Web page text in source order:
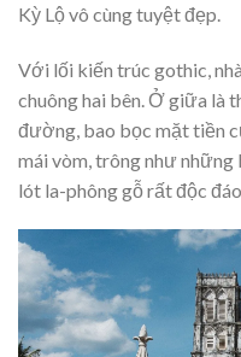
Kỳ Lộ vô cùng tuyệt đẹp.
Với lối kiến trúc gothic,
chuông hai bên. Ở giữa là
đường, bao bọc mặt tiền
mái vòm, trông như
lót la-phông gỗ rất độc đáo.